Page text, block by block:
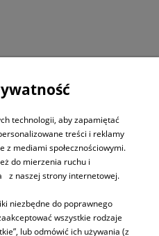
DO
technologii, aby zapamiętać
treści i reklamy
z mediami społecznościowymi.
do mierzenia ruchu i
z naszej strony internetowej.
niezbędne do poprawnego
wszystkie rodzaje
lub odmówić ich używania (z